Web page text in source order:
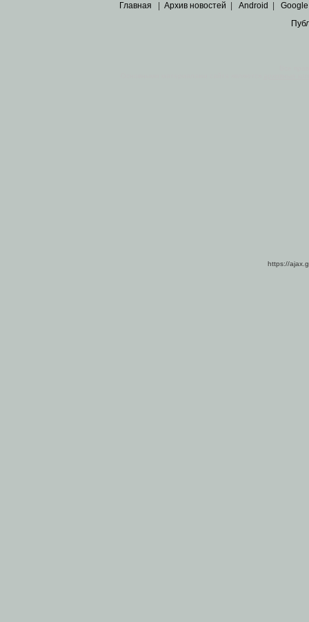
Главная Архив новостей Android Google
https://